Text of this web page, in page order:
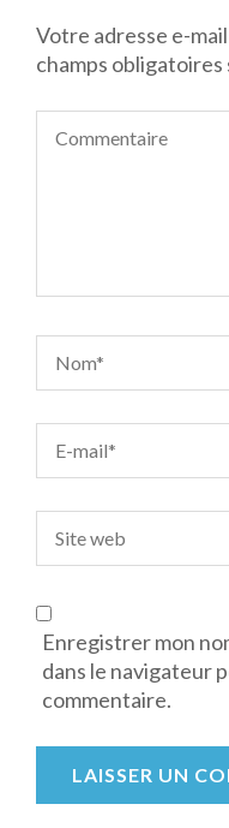
Votre adresse e-
champs
Enregistrer mon
dans le navigateur
commentaire.